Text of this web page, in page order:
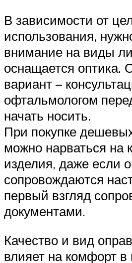
В зависимости от
использования,
внимание на виды
оснащается оптика.
вариант –
офтальмологом
начать носить.
При покупке
можно нарваться на
изделия, даже если
сопровождаются
первый взгляд
документами.
Качество и вид
влияет на комфорт в